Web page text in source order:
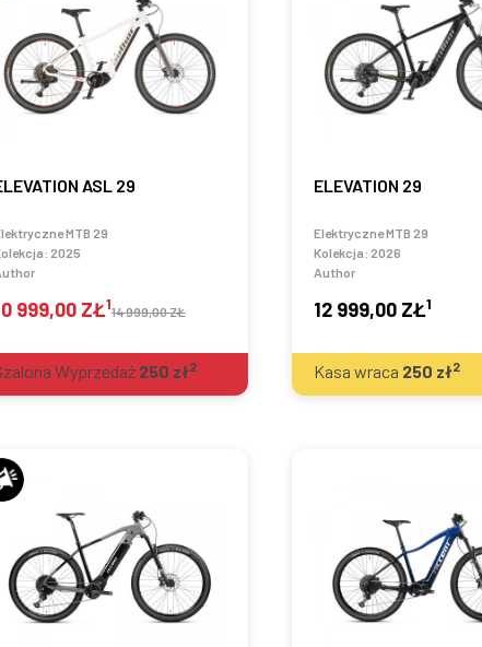
ASL 29
MTB 29
2025
999,00 ZŁ114 999,00 ZŁ
Wyprzedaż 250 zł2
ELEVATION 29
Elektryczne MTB 29
Kolekcja: 2026
Author
12 999,00 ZŁ1
Kasa wraca 250 zł2